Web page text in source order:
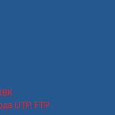
UTP, FTP